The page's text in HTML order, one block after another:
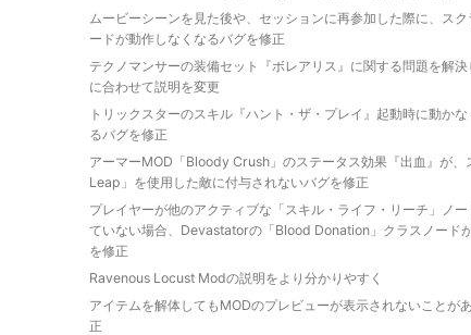
ムービーシーンを見た後や、セッションに再参加した際に、ス
ードが動作しなくなるバグを修正
テクノマンサーの装備セット『ボレアリス』に関する問題を解
に合わせて説明を変更
トリックスターのスキル『ハント・ザ・プレイ』起動時に動か
るバグを修正
アーマーMOD「Bloody Crush」のステータス効果『出血』が
Leap」を使用した敵に付与されないバグを修正
プレイヤーが他のアクティブな「スキル・ライフ・リーチ」ノ
ていない場合、Devastatorの「Blood Donation」クラスノード
を修正
Ravenous Locust Modの説明をより分かりやすく
アイテムを解体してもMODのプレビューが表示されないことが
正